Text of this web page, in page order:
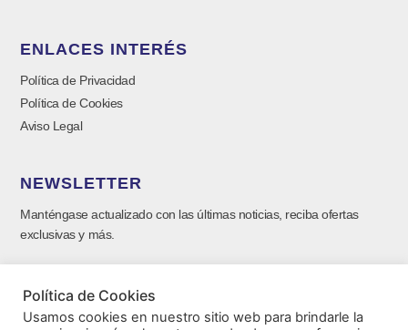
ENLACES INTERÉS
Política de Privacidad
Política de Cookies
Aviso Legal
NEWSLETTER
Manténgase actualizado con las últimas noticias, reciba ofertas
exclusivas y más.
Política de Cookies
Usamos cookies en nuestro sitio web para brindarle la